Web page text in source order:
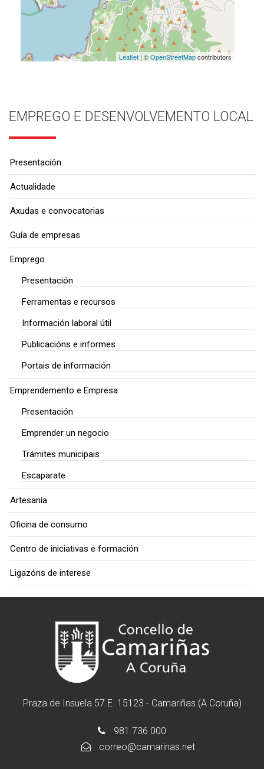
Leaflet| ©OpenStreetMapcontributors
EMPREGO E DESENVOLVEMENTO LOCAL
Presentación
Actualidade
Axudas e convocatorias
Guía de empresas
Emprego
Presentación
Ferramentas e recursos
Información laboral útil
Publicacións e informes
Portais de información
Emprendemento e Empresa
Presentación
Emprender un negocio
Trámites municipais
Escaparate
Artesanía
Oficina de consumo
Centro de iniciativas e formación
Ligazóns de interese
Praza de Insuela 57 E. 15123 - Camariñas (A Coruña)
981 736 000
correo@camarinas.net